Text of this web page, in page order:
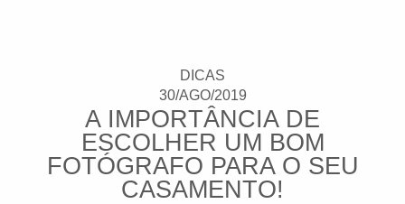
DICAS
30/AGO/2019
A IMPORTÂNCIA DE
ESCOLHER UM BOM
FOTÓGRAFO PARA O SEU
CASAMENTO!